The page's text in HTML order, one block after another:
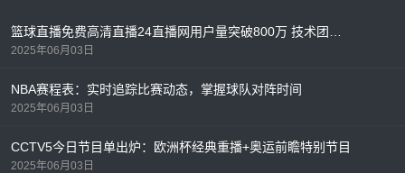
2025年06月03日
NBA赛程表：实时追踪比赛动态，掌握球队对阵时间
2025年06月03日
CCTV5今日节目单出炉：欧洲杯经典重播+奥运前瞻特别节目
2025年06月03日